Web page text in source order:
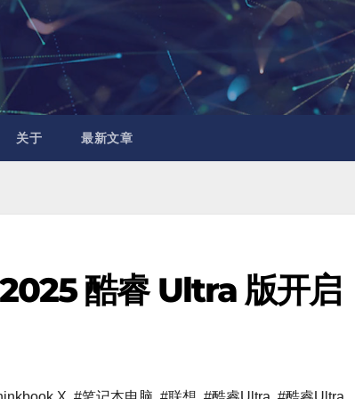
关于 最新文章
酷睿 Ultra 版开启